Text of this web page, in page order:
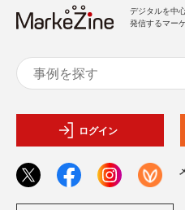
デジタルを中
発信するマー
ログイン